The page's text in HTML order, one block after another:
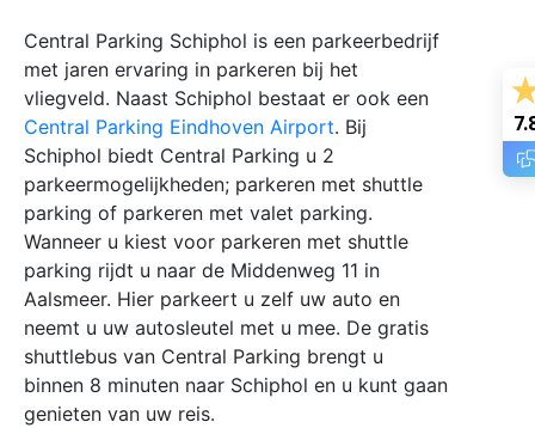
Central Parking Schiphol is een parkeerbedrijf
met jaren ervaring in parkeren bij het
vliegveld. Naast Schiphol bestaat er ook een
Central Parking Eindhoven Airport. Bij
Schiphol biedt Central Parking u 2
parkeermogelijkheden; parkeren met shuttle
parking of parkeren met valet parking.
Wanneer u kiest voor parkeren met shuttle
parking rijdt u naar de Middenweg 11 in
Aalsmeer. Hier parkeert u zelf uw auto en
neemt u uw autosleutel met u mee. De gratis
shuttlebus van Central Parking brengt u
binnen 8 minuten naar Schiphol en u kunt gaan
genieten van uw reis.